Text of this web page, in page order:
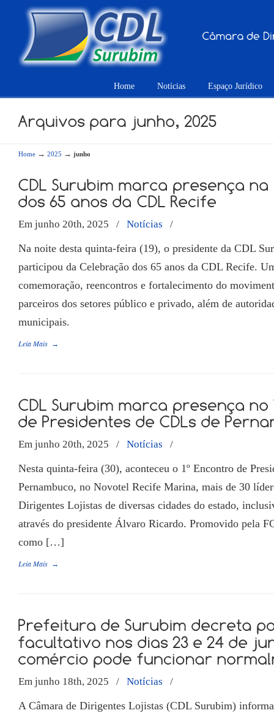
Home Notícias Espaço Jurídico
Home → 2025 → junho
Em junho 20th, 2025 / Notícias /
Na noite desta quinta-feira (19), o presidente da CDL
participou da Celebração dos 65 anos da CDL Recife.
comemoração, reencontros e fortalecimento do
parceiros dos setores público e privado, além de
municipais.
Leia Mais →
Em junho 20th, 2025 / Notícias /
Nesta quinta-feira (30), aconteceu o 1º Encontro de
Pernambuco, no Novotel Recife Marina, mais de 30
Dirigentes Lojistas de diversas cidades do estado,
através do presidente Álvaro Ricardo. Promovido pela
como […]
Leia Mais →
Em junho 18th, 2025 / Notícias /
A Câmara de Dirigentes Lojistas (CDL Surubim) informa